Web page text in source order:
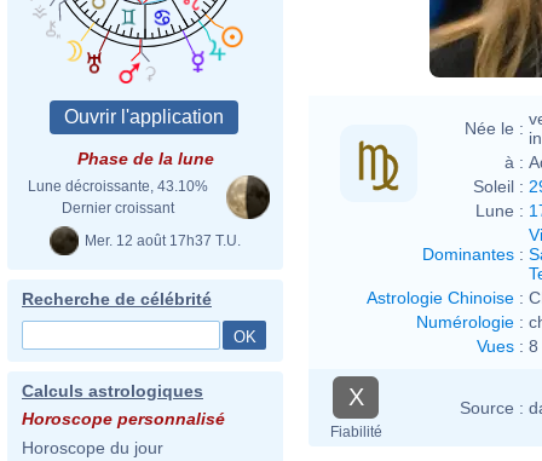
Phase de la lune
Lune décroissante, 43.10%
Dernier croissant
Mer. 12 août 17h37 T.U.
Recherche de célébrité
Calculs astrologiques
Horoscope personnalisé
Horoscope du jour
Née le :
à :
Soleil :
Lune :
Dominantes :
Astrologie Chinoise :
Numérologie :
Vues : 8
X
Fiabilité
Source :